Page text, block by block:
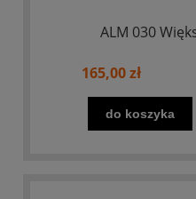
ALM 030
165,00 zł
do koszyka